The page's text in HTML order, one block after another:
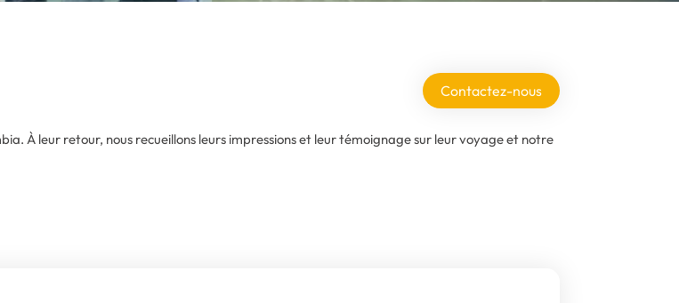
Contactez-nous
À leur retour, nous recueillons leurs impressions et leur témoignage sur leur voyage et notre